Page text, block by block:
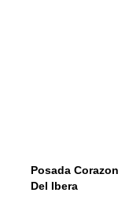
Posada Corazon
Del Ibera